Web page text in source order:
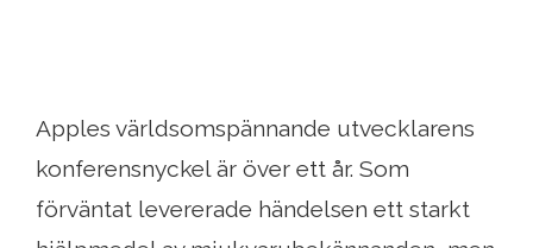
Apples världsomspännande utvecklarens
konferensnyckel är över ett år. Som
förväntat levererade händelsen ett starkt